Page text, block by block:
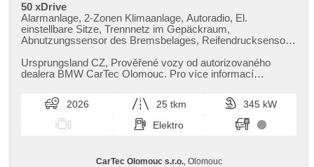
50 xDrive
Alarmanlage, 2-Zonen Klimaanlage, Autoradio, El.
einstellbare Sitze, Trennnetz im Gepäckraum,
Abnutzungssensor des Bremsbelages, Reifendrucksensor,
beheizte Sitze
Ursprungsland CZ,​ Prověřené vozy od autorizovaného
dealera BMW CarTec Olomouc. Pro více informací
2026 25 tkm
345 kW
Elektro
CarTec Olomouc s.r.o., Olomouc